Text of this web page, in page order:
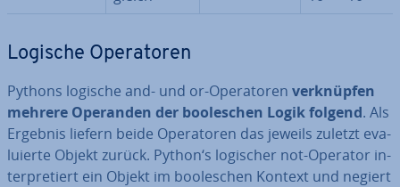
Logische Ope­ra­to­ren
Pythons logische and- und or-Ope­ra­to­ren ver­knüp­fen
mehrere Operanden der boole­schen Logik folgend. Als
Ergebnis liefern beide Ope­ra­to­ren das jeweils zuletzt eva­
lu­ier­te Objekt zurück. Python‘s logischer not-Operator in­
ter­pre­tiert ein Objekt im boole­schen Kontext und negiert